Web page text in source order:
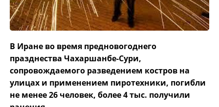
В Иране во время предновогоднего
празднества Чахаршанбе-Сури,
сопровождаемого разведением костров на
улицах и применением пиротехники, погибли
не менее 26 человек, более 4 тыс. получили